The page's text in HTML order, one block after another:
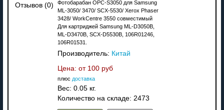
Отзывов (0)
Фотобарабан OPC-S3050 для Samsung
ML-3050/ 3470/ SCX-5530/ Xerox Phaser
3428/ WorkCentre 3550 совместимый
Для картриджей Samsung ML-D3050B,
ML-D3470B, SCX-D5530B, 106R01246,
106R01531.
Производитель: Китай
Цена: от 100 руб
плюс доставка
Вес: 0.05 кг.
Количество на складе: 2473